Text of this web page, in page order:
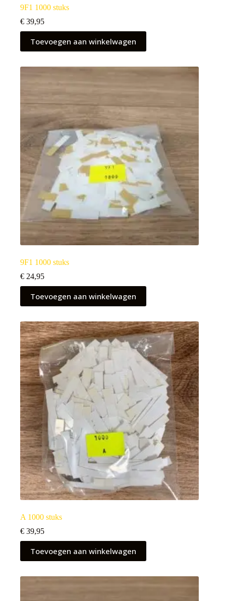
9F1 1000 stuks
€ 39,95
Toevoegen aan winkelwagen
9F1 1000 stuks
€ 24,95
Toevoegen aan winkelwagen
A 1000 stuks
€ 39,95
Toevoegen aan winkelwagen